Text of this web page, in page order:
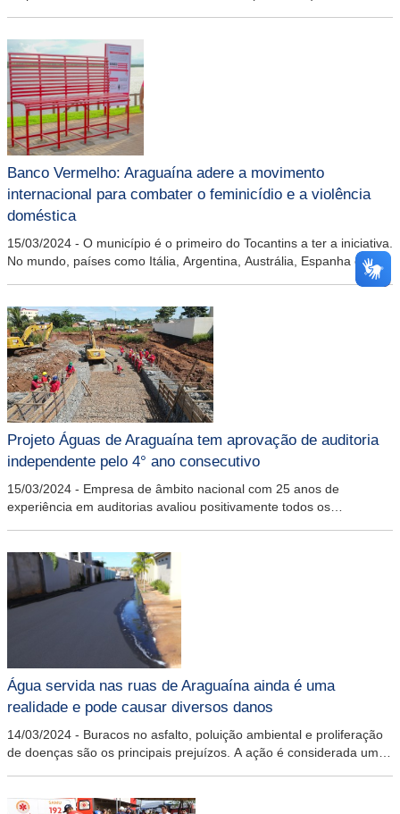
Banco Vermelho: Araguaína adere a movimento
internacional para combater o feminicídio e a violência
doméstica
15/03/2024 - O município é o primeiro do Tocantins a ter a iniciativa.
No mundo, países como Itália, Argentina, Austrália, Espanha e
Projeto Águas de Araguaína tem aprovação de auditoria
independente pelo 4° ano consecutivo
15/03/2024 - Empresa de âmbito nacional com 25 anos de
experiência em auditorias avaliou positivamente todos os
Água servida nas ruas de Araguaína ainda é uma
realidade e pode causar diversos danos
14/03/2024 - Buracos no asfalto, poluição ambiental e proliferação
de doenças são os principais prejuízos. A ação é considerada uma